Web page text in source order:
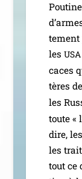
te­ment
les USA
caces
tères
les
toute «
dire,
les
tout ce